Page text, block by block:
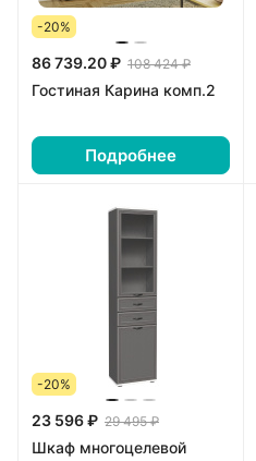
-20%
86 739.20 ₽ 108 424 ₽
Гостиная Карина комп.2
Подробнее
-20%
23 596 ₽ 29 495 ₽
Шкаф многоцелевой